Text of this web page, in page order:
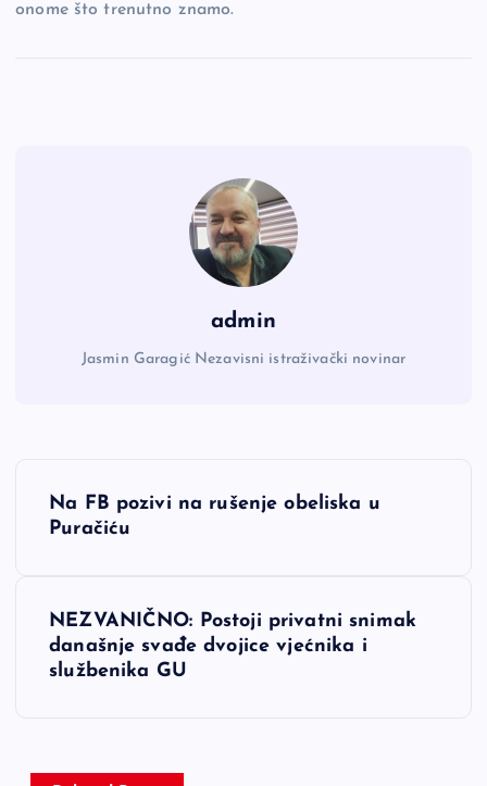
onome što trenutno znamo.
admin
Jasmin Garagić Nezavisni istraživački novinar
NNa FB pozivi na rušenje obeliska u
Puračiću
NEZVANIČNO: Postoji privatni snimak
današnje svađe dvojice vjećnika i
službenika GU